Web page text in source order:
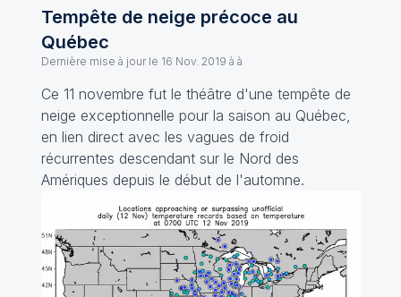
Tempête de neige précoce au
Québec
Dernière mise à jour le 16 Nov. 2019 à à
Ce 11 novembre fut le théâtre d'une tempête de
neige exceptionnelle pour la saison au Québec,
en lien direct avec les vagues de froid
récurrentes descendant sur le Nord des
Amériques depuis le début de l'automne.